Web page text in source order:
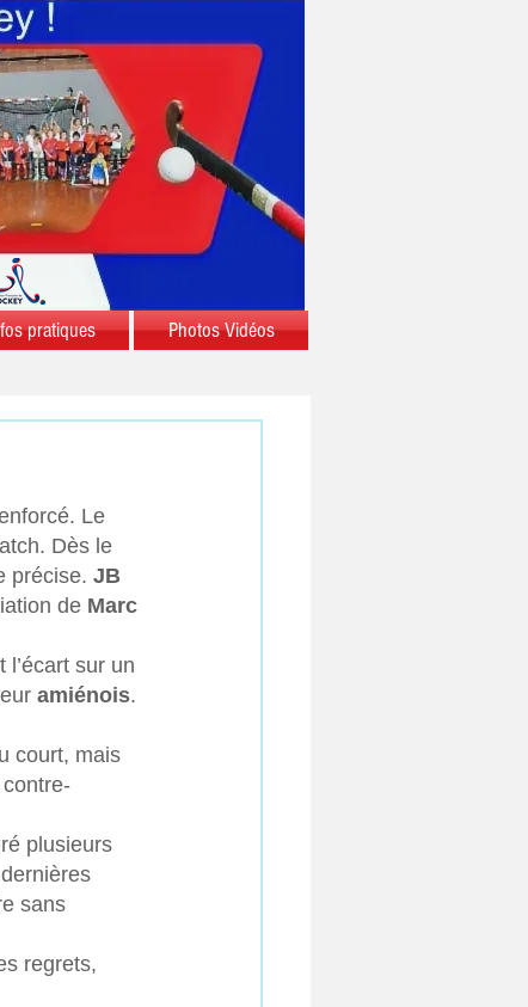
pratiques Photos Vidéos
Le
Dès le
précise. JB
de Marc
sur un
amiénois.
court, mais
plusieurs
sans
regrets,